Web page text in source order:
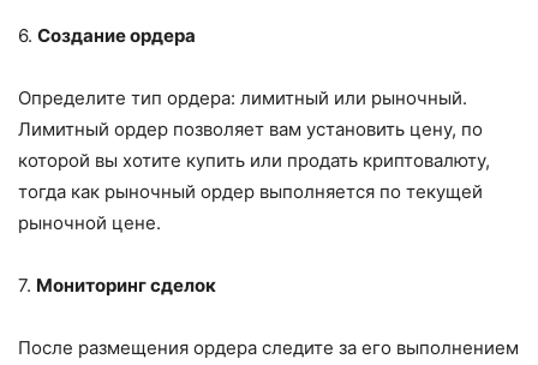
6. Создание ордера
Определите тип ордера: лимитный или рыночный.
Лимитный ордер позволяет вам установить цену, по
которой вы хотите купить или продать криптовалюту,
тогда как рыночный ордер выполняется по текущей
рыночной цене.
7. Мониторинг сделок
После размещения ордера следите за его выполнением